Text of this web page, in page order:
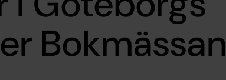
Bokmässan